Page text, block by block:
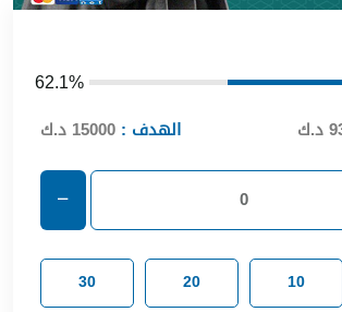
62.1%
الهدف : 15000 د.ك
10
20
30